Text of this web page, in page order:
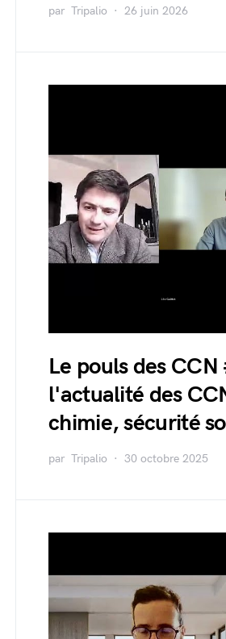
par Tripalio 26 juin 2026
Le pouls des CCN
l'actualité des
chimie, sécurité
par Tripalio 30 octobre 2025